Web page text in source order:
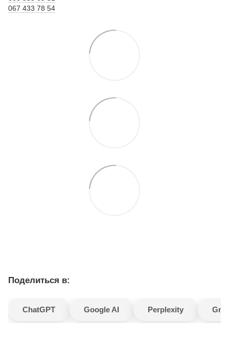
067 433 78 54
Поделиться в:
ChatGPT Google AI Perplexity